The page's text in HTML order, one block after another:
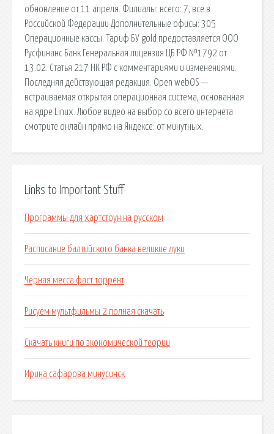
обновление от 11 апреля. Филиалы: всего: 7, все в
Российской Федерации Дополнительные офисы: 305
Операционные кассы. Тариф БУ gold предоставляется ООО
Русфинанс Банк Генеральная лицензия ЦБ РФ №1792 от
13.02. Статья 217 НК РФ с комментариями и изменениями.
Последняя действующая редакция. Open webOS —
встраиваемая открытая операционная система, основанная
на ядре Linux. Любое видео на выбор со всего интернета
смотрите онлайн прямо на Яндексе: от минутных.
Links to Important Stuff
Программы для хартстоун на русском
Расписание балтийского банка великие луки
Черная месса фаст торрент
Рисуем мультфильмы 2 полная скачать
Скачать книги по экономической теории
Ирина сафарова минусинск